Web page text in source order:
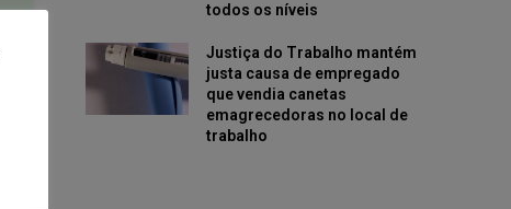
todos os níveis
Justiça do Trabalho mantém
justa causa de empregado
que vendia canetas
emagrecedoras no local de
trabalho